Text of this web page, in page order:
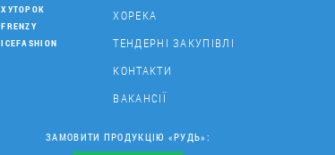
ХУТОРОК
FRENZY
ICEFASHION
ХОРЕКА
ТЕНДЕРНІ ЗАКУПІВЛІ
КОНТАКТИ
ВАКАНСІЇ
ЗАМОВИТИ ПРОДУКЦІЮ «РУДЬ»: